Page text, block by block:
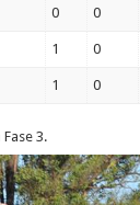
0 0
1 0
1 0
3.